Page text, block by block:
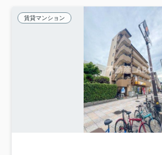
賃貸マンション